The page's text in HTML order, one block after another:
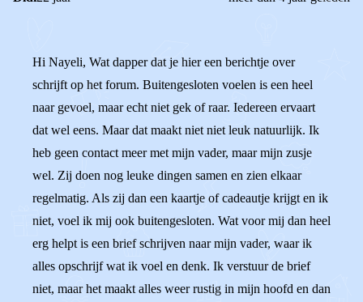
Hi Nayeli, Wat dapper dat je hier een berichtje over
schrijft op het forum. Buitengesloten voelen is een heel
naar gevoel, maar echt niet gek of raar. Iedereen ervaart
dat wel eens. Maar dat maakt niet niet leuk natuurlijk. Ik
heb geen contact meer met mijn vader, maar mijn zusje
wel. Zij doen nog leuke dingen samen en zien elkaar
regelmatig. Als zij dan een kaartje of cadeautje krijgt en ik
niet, voel ik mij ook buitengesloten. Wat voor mij dan heel
erg helpt is een brief schrijven naar mijn vader, waar ik
alles opschrijf wat ik voel en denk. Ik verstuur de brief
niet, maar het maakt alles weer rustig in mijn hoofd en dan